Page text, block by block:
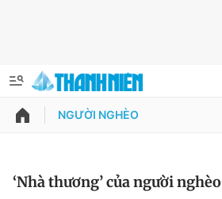
QUẢNG CÁO
Thông tin tài khoản
NGƯỜI NGHÈO
‘Nhà thương’ của người nghèo